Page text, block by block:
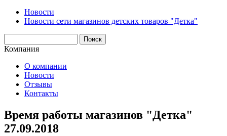
Новости
Новости сети магазинов детских товаров "Детка"
Компания
О компании
Новости
Отзывы
Контакты
Время работы магазинов "Детка"
27.09.2018